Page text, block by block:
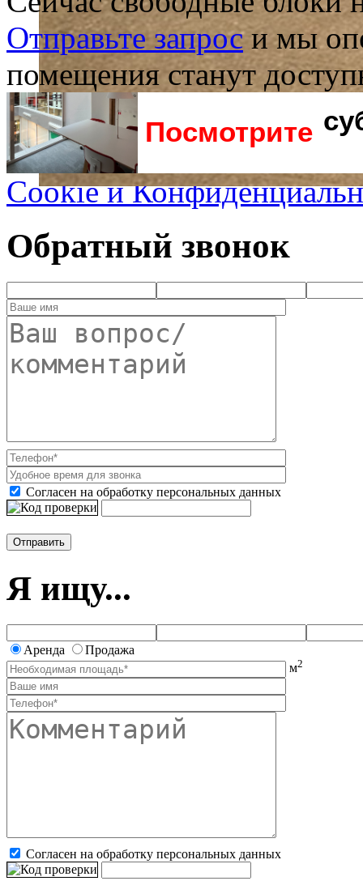
Отправьте запроси мы
помещения станут
Посмотрите
Cookie и
Обратный звонок
Согласен на обработку персональных данных
Я ищу...
Аренда
Продажа
м2
Согласен на обработку персональных данных